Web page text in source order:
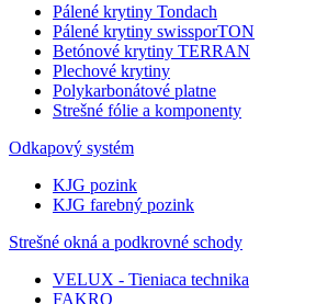
Pálené krytiny Tondach
Pálené krytiny swissporTON
Betónové krytiny TERRAN
Plechové krytiny
Polykarbonátové platne
Strešné fólie a komponenty
Odkapový systém
KJG pozink
KJG farebný pozink
Strešné okná a podkrovné schody
VELUX - Tieniaca technika
FAKRO